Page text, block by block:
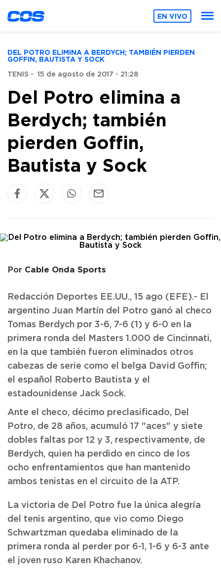
EN VIVO
DEL POTRO ELIMINA A BERDYCH; TAMBIÉN PIERDEN
GOFFIN, BAUTISTA Y SOCK
TENIS - 15 de agosto de 2017 - 21:28
Del Potro elimina a
Berdych; también
pierden Goffin,
Bautista y Sock
Por Cable Onda Sports
Redacción Deportes EE.UU., 15 ago (EFE).- El
argentino Juan Martín del Potro ganó al checo
Tomas Berdych por 3-6, 7-6 (1) y 6-0 en la
primera ronda del Masters 1.000 de Cincinnati,
en la que también fueron eliminados otros
cabezas de serie como el belga David Goffin;
el español Roberto Bautista y el
estadounidense Jack Sock.
Ante el checo, décimo preclasificado, Del
Potro, de 28 años, acumuló 17 "aces" y siete
dobles faltas por 12 y 3, respectivamente, de
Berdych, quien ha perdido en cinco de los
ocho enfrentamientos que han mantenido
ambos tenistas en el circuito de la ATP.
La victoria de Del Potro fue la única alegría
del tenis argentino, que vio como Diego
Schwartzman quedaba eliminado de la
primera ronda al perder por 6-1, 1-6 y 6-3 ante
el joven ruso Karen Khachanov.